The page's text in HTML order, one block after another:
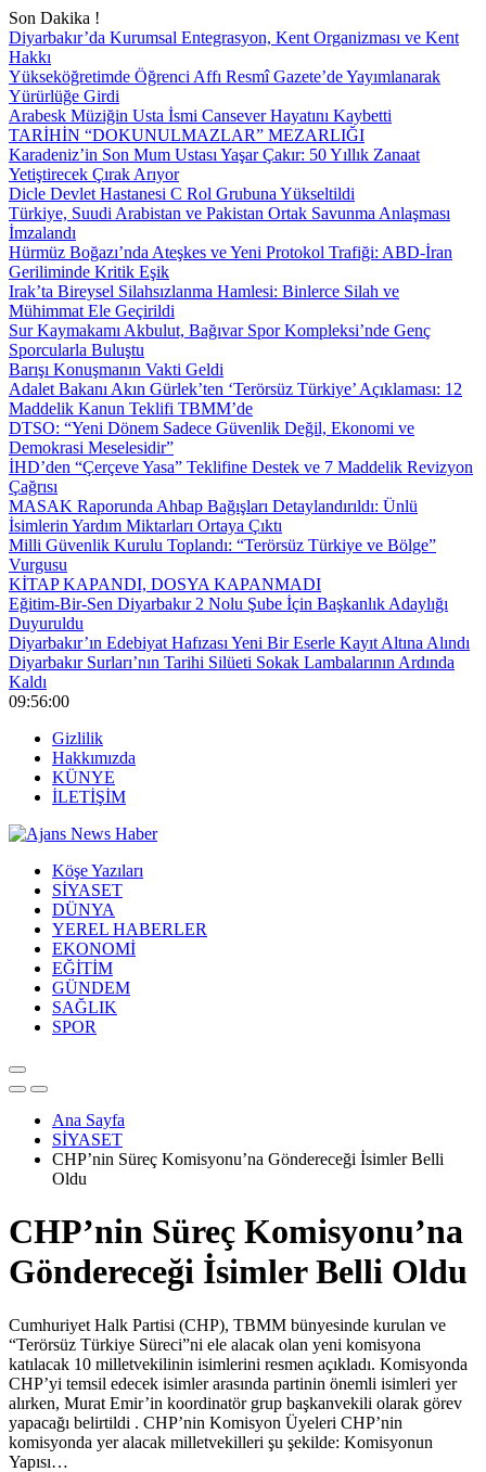
Son Dakika !
Diyarbakır’da Kurumsal Entegrasyon, Kent Organizması ve Kent
Hakkı
Yükseköğretimde Öğrenci Affı Resmî Gazete’de Yayımlanarak
Yürürlüğe Girdi
Arabesk Müziğin Usta İsmi Cansever Hayatını Kaybetti
TARİHİN “DOKUNULMAZLAR” MEZARLIĞI
Karadeniz’in Son Mum Ustası Yaşar Çakır: 50 Yıllık Zanaat
Yetiştirecek Çırak Arıyor
Dicle Devlet Hastanesi C Rol Grubuna Yükseltildi
Türkiye, Suudi Arabistan ve Pakistan Ortak Savunma Anlaşması
İmzalandı
Hürmüz Boğazı’nda Ateşkes ve Yeni Protokol Trafiği: ABD-İran
Geriliminde Kritik Eşik
Irak’ta Bireysel Silahsızlanma Hamlesi: Binlerce Silah ve
Mühimmat Ele Geçirildi
Sur Kaymakamı Akbulut, Bağıvar Spor Kompleksi’nde Genç
Sporcularla Buluştu
Barışı Konuşmanın Vakti Geldi
Adalet Bakanı Akın Gürlek’ten ‘Terörsüz Türkiye’ Açıklaması: 12
Maddelik Kanun Teklifi TBMM’de
DTSO: “Yeni Dönem Sadece Güvenlik Değil, Ekonomi ve
Demokrasi Meselesidir”
İHD’den “Çerçeve Yasa” Teklifine Destek ve 7 Maddelik Revizyon
Çağrısı
MASAK Raporunda Ahbap Bağışları Detaylandırıldı: Ünlü
İsimlerin Yardım Miktarları Ortaya Çıktı
Milli Güvenlik Kurulu Toplandı: “Terörsüz Türkiye ve Bölge”
Vurgusu
KİTAP KAPANDI, DOSYA KAPANMADI
Eğitim-Bir-Sen Diyarbakır 2 Nolu Şube İçin Başkanlık Adaylığı
Duyuruldu
Diyarbakır’ın Edebiyat Hafızası Yeni Bir Eserle Kayıt Altına Alındı
Diyarbakır Surları’nın Tarihi Silüeti Sokak Lambalarının Ardında
Kaldı
09:56:00
Gizlilik
Hakkımızda
KÜNYE
İLETİŞİM
Köşe Yazıları
SİYASET
DÜNYA
YEREL HABERLER
EKONOMİ
EĞİTİM
GÜNDEM
SAĞLIK
SPOR
Ana Sayfa
SİYASET
CHP’nin Süreç Komisyonu’na Göndereceği İsimler Belli
Oldu
CHP’nin Süreç Komisyonu’na
Göndereceği İsimler Belli Oldu
Cumhuriyet Halk Partisi (CHP), TBMM bünyesinde kurulan ve
“Terörsüz Türkiye Süreci”ni ele alacak olan yeni komisyona
katılacak 10 milletvekilinin isimlerini resmen açıkladı. Komisyonda
CHP’yi temsil edecek isimler arasında partinin önemli isimleri yer
alırken, Murat Emir’in koordinatör grup başkanvekili olarak görev
yapacağı belirtildi . CHP’nin Komisyon Üyeleri CHP’nin
komisyonda yer alacak milletvekilleri şu şekilde: Komisyonun
Yapısı…